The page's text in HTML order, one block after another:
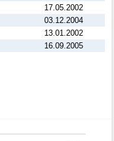
17.05.2002
03.12.2004
13.01.2002
16.09.2005